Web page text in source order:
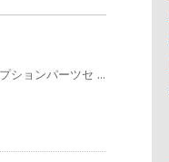
ションパーツセ ...